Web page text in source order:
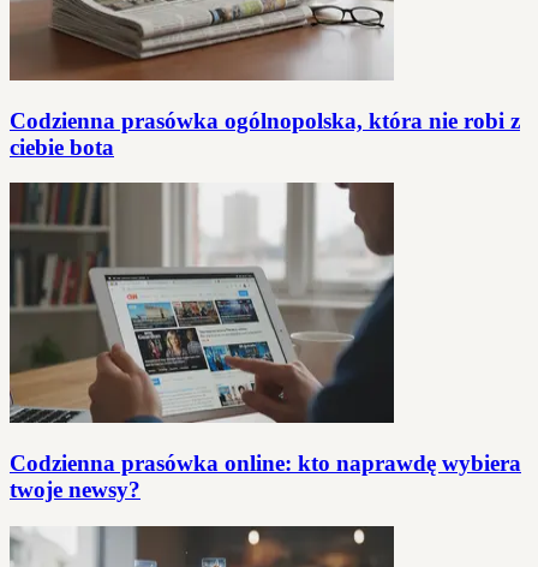
Codzienna prasówka ogólnopolska, która nie robi z
ciebie bota
Codzienna prasówka online: kto naprawdę wybiera
twoje newsy?